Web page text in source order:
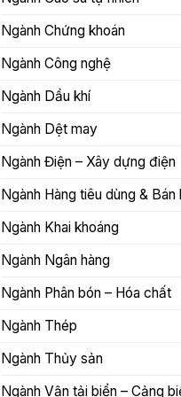
Ngành Chứng khoán
Ngành Công nghệ
Ngành Dầu khí
Ngành Dệt may
Ngành Điện – Xây dựng điện
Ngành Hàng tiêu dùng & Bán
Ngành Khai khoáng
Ngành Ngân hàng
Ngành Phân bón – Hóa chất
Ngành Thép
Ngành Thủy sản
Ngành Vận tải biển – Cảng